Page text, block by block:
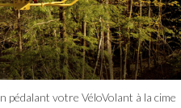
pédalant votre VéloVolant à la cime